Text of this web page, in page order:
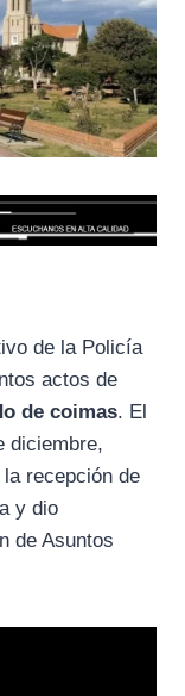
de la Policía
actos de
de coimas. El
diciembre,
recepción de
y dio
de Asuntos